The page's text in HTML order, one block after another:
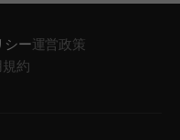
シー運営政策
規約